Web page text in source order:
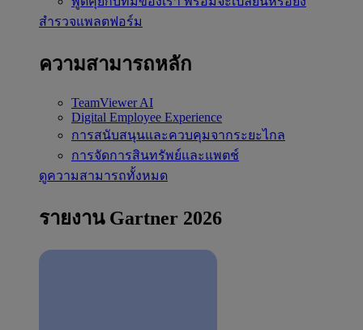
สำรวจแพลตฟอร์ม
ความสามารถหลัก
TeamViewer AI
Digital Employee Experience
การสนับสนุนและควบคุมจากระยะไกล
การจัดการสินทรัพย์และแพตช์
ดูความสามารถทั้งหมด
รายงาน Gartner 2026